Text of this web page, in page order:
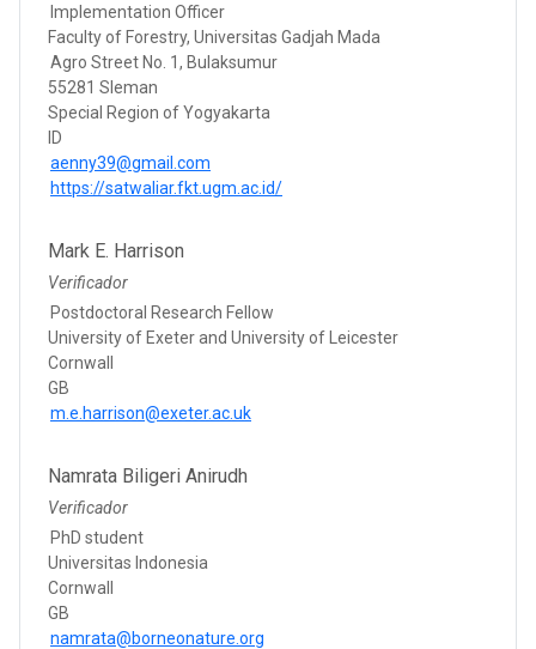
Implementation Officer
Faculty of Forestry, Universitas Gadjah Mada
Agro Street No. 1, Bulaksumur
55281 Sleman
Special Region of Yogyakarta
ID
aenny39@gmail.com
https://satwaliar.fkt.ugm.ac.id/
Mark E. Harrison
Verificador
Postdoctoral Research Fellow
University of Exeter and University of Leicester
Cornwall
GB
m.e.harrison@exeter.ac.uk
Namrata Biligeri Anirudh
Verificador
PhD student
Universitas Indonesia
Cornwall
GB
namrata@borneonature.org